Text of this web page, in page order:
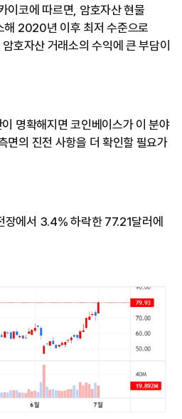
이코에 따르면, 암호자산 현물
해 2020년 이후 최저 수준으로
호자산 거래소의 수익에 큰 부담이
명확해지면 코인베이스가 이 분야
면의 진전 사항을 더 확인할 필요가
장에서 3.4% 하락한 77.21달러에